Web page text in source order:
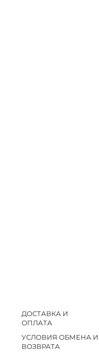
ДОСТАВКА И
ОПЛАТА
УСЛОВИЯ ОБМЕНА И
ВОЗВРАТА